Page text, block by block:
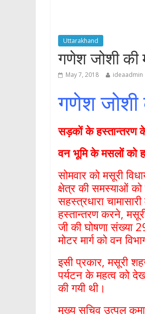
Uttarakhand
गणेश जोशी की
May 7, 2018 ideaadmin
गणेश जोशी
सड़कों के हस्तान्तरण के
वन भूमि के मसलों को
सोमवार को मसूरी
क्षेत्र की समस्याओं
सहस्त्रधारा
हस्तान्तरण करने,
जी की घोषणा संख्या
मोटर मार्ग को वन
इसी प्रकार, मसूरी
पर्यटन के महत्व को
की गयी थी।
मुख्य सचिव उत्पल